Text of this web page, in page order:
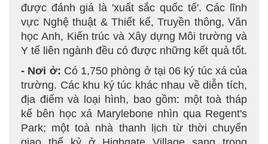
được đánh giá là 'xuất sắc quốc tế'. Các lĩnh
vực Nghệ thuật & Thiết kế, Truyền thông, Văn
học Anh, Kiến trúc và Xây dựng Môi trường và
Y tế liên ngành đều có được những kết quả tốt.
- Nơi ở: Có 1,750 phòng ở tại 06 ký túc xá của
trường. Các khu ký túc khác nhau về diễn tích,
địa điểm và loại hình, bao gồm: một toà tháp
kế bên học xá Marylebone nhìn qua Regent's
Park; một toà nhà thanh lịch từ thời chuyển